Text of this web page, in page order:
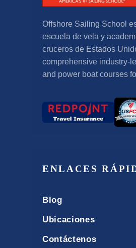
Offshore Sailing School
escuela de vela y
cruceros de Estados
comprehensive industry-
and power boat courses
ENLACES
Blog
Ubicaciones
Contáctenos